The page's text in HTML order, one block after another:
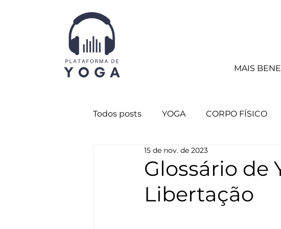
MAIS
Todos posts YOGA CORPO FÍSICO
CURADORIA Destaque principal
CORPO SUTIL Destaque mente
Glossário de
Libertação
15 de nov. de 2023